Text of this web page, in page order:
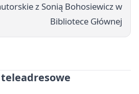
z Sonią Bohosiewicz w
Bibliotece Głównej